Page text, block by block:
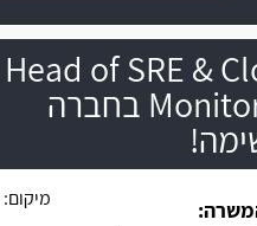
Head of SRE &
Monitoring בחברה
מיקום: